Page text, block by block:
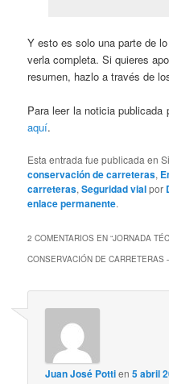
Y esto es solo una parte de
verla completa. Si quieres
resumen, hazlo a través de
Para leer la noticia publicada
aquí.
Esta entrada fue publicada en
conservación de carreteras,
carreteras,Seguridad vialpor
enlace permanente.
2 COMENTARIOS EN “JORNADA
CONSERVACIÓN DE CARRETERAS
Juan José Pottien5 abril